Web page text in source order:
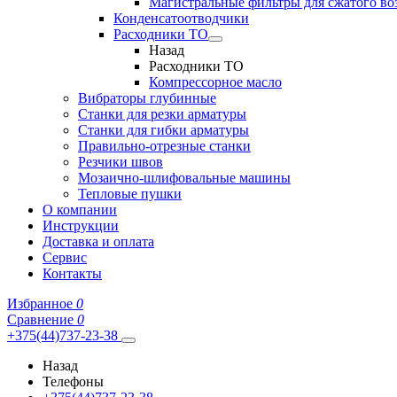
Конденсатоотводчики
Расходники ТО
Назад
Расходники ТО
Компрессорное масло
Вибраторы глубинные
Станки для резки арматуры
Станки для гибки арматуры
Правильно-отрезные станки
Резчики швов
Мозаично-шлифовальные машины
Тепловые пушки
О компании
Инструкции
Доставка и оплата
Сервис
Контакты
Избранное 0
Сравнение 0
+375(44)737-23-38
Назад
Телефоны